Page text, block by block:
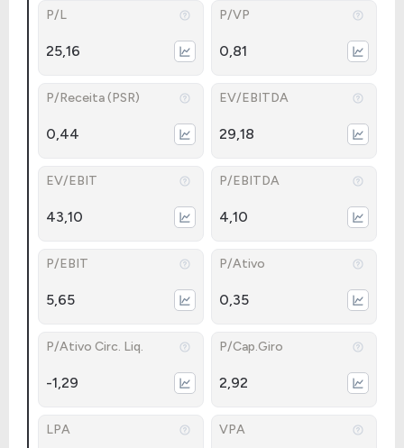
P/L
25,16
P/VP
0,81
P/Receita (PSR)
0,44
EV/EBITDA
29,18
EV/EBIT
43,10
P/EBITDA
4,10
P/EBIT
5,65
P/Ativo
0,35
P/Ativo Circ. Liq.
-1,29
P/Cap.Giro
2,92
LPA VPA